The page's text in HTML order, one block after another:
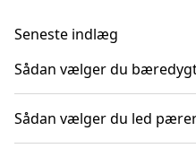
Seneste indlæg
Sådan vælger du
Sådan vælger du led